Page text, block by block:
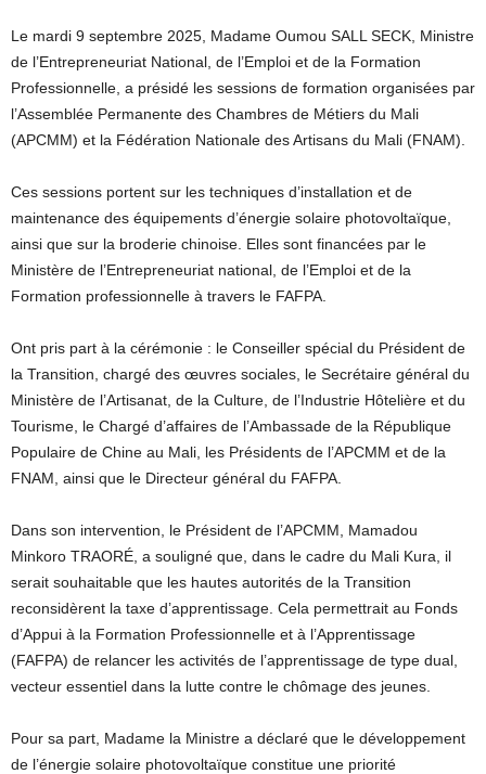
Le mardi 9 septembre 2025, Madame Oumou SALL SECK, Ministre
de l’Entrepreneuriat National, de l’Emploi et de la Formation
Professionnelle, a présidé les sessions de formation organisées par
l’Assemblée Permanente des Chambres de Métiers du Mali
(APCMM) et la Fédération Nationale des Artisans du Mali (FNAM).
Ces sessions portent sur les techniques d’installation et de
maintenance des équipements d’énergie solaire photovoltaïque,
ainsi que sur la broderie chinoise. Elles sont financées par le
Ministère de l’Entrepreneuriat national, de l’Emploi et de la
Formation professionnelle à travers le FAFPA.
Ont pris part à la cérémonie : le Conseiller spécial du Président de
la Transition, chargé des œuvres sociales, le Secrétaire général du
Ministère de l’Artisanat, de la Culture, de l’Industrie Hôtelière et du
Tourisme, le Chargé d’affaires de l’Ambassade de la République
Populaire de Chine au Mali, les Présidents de l’APCMM et de la
FNAM, ainsi que le Directeur général du FAFPA.
Dans son intervention, le Président de l’APCMM, Mamadou
Minkoro TRAORÉ, a souligné que, dans le cadre du Mali Kura, il
serait souhaitable que les hautes autorités de la Transition
reconsidèrent la taxe d’apprentissage. Cela permettrait au Fonds
d’Appui à la Formation Professionnelle et à l’Apprentissage
(FAFPA) de relancer les activités de l’apprentissage de type dual,
vecteur essentiel dans la lutte contre le chômage des jeunes.
Pour sa part, Madame la Ministre a déclaré que le développement
de l’énergie solaire photovoltaïque constitue une priorité